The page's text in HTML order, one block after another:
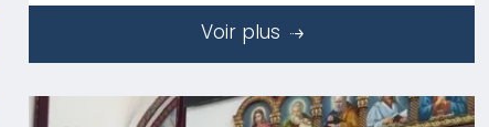
Voir plus